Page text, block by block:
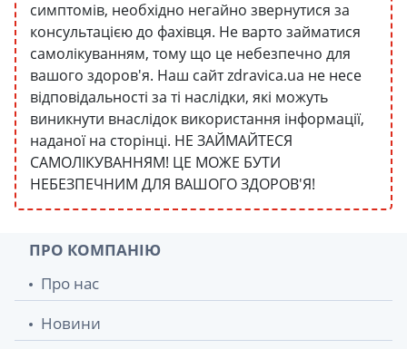
симптомів, необхідно негайно звернутися за
консультацією до фахівця. Не варто займатися
самолікуванням, тому що це небезпечно для
вашого здоров'я. Наш сайт zdravica.ua не несе
відповідальності за ті наслідки, які можуть
виникнути внаслідок використання інформації,
наданої на сторінці. НЕ ЗАЙМАЙТЕСЯ
САМОЛІКУВАННЯМ! ЦЕ МОЖЕ БУТИ
НЕБЕЗПЕЧНИМ ДЛЯ ВАШОГО ЗДОРОВ'Я!
ПРО КОМПАНІЮ
Про нас
Новини